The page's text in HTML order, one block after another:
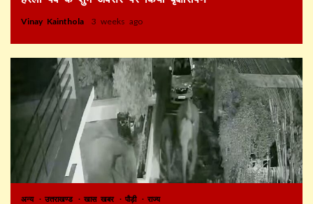
Vinay Kainthola 3 weeks ago
अन्य उत्तराखण्ड खास खबर पौड़ी राज्य